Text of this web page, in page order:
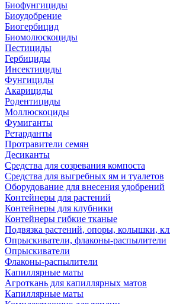
Биофунгициды
Биоудобрение
Биогербицид
Биомолюскоциды
Пестициды
Гербициды
Инсектициды
Фунгициды
Акарициды
Родентициды
Моллюскоциды
Фумиганты
Ретарданты
Протравители семян
Десиканты
Средства для созревания компоста
Средства для выгребных ям и туалетов
Оборудование для внесения удобрений
Контейнеры для растений
Контейнеры для клубники
Контейнеры гибкие тканые
Подвязка растений, опоры, колышки,
Опрыскиватели, флаконы-распылители
Опрыскиватели
Флаконы-распылители
Капиллярные маты
Агроткань для капиллярных матов
Капиллярные маты